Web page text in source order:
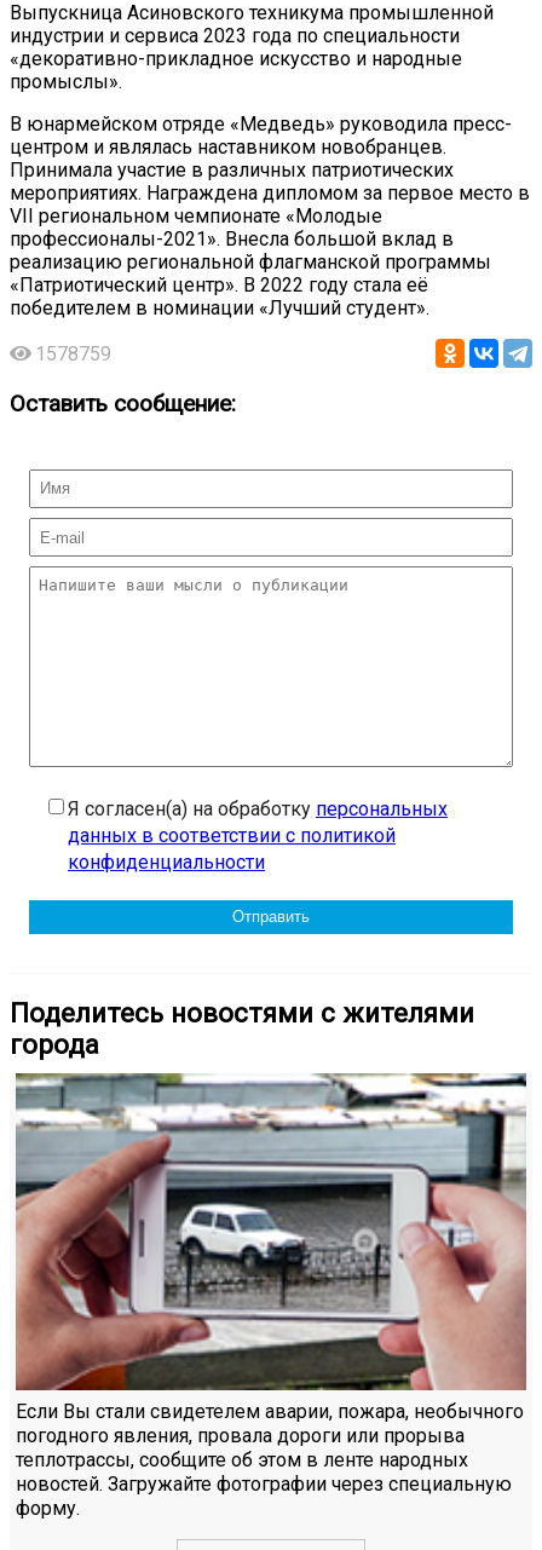
Выпускница Асиновского техникума промышленной
индустрии и сервиса 2023 года по специальности
«декоративно-прикладное искусство и народные
промыслы».
В юнармейском отряде «Медведь» руководила пресс-
центром и являлась наставником новобранцев.
Принимала участие в различных патриотических
мероприятиях. Награждена дипломом за первое место в
VII региональном чемпионате «Молодые
профессионалы-2021». Внесла большой вклад в
реализацию региональной флагманской программы
«Патриотический центр». В 2022 году стала её
победителем в номинации «Лучший студент».
1578759
Оставить сообщение:
Я согласен(а) на обработку персональных
данных в соответствии с политикой
конфиденциальности
Поделитесь новостями с жителями
города
Если Вы стали свидетелем аварии, пожара, необычного
погодного явления, провала дороги или прорыва
теплотрассы, сообщите об этом в ленте народных
новостей. Загружайте фотографии через специальную
форму.